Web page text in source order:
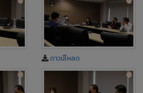
ดาวน์โหลด